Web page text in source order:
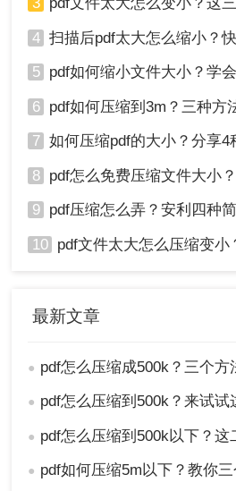
Adobe Acrobat Pro DC是一个
1、打开Adobe Acrobat Pro
件”>“打开”选项，选择需要压
窗口中选择需要的压缩级别。
3、单击“压缩”按钮开始压缩处
保存压缩后的PDF文件。
总之，不论哪个方法，都非常
和传输。看完这篇文章，大家
500k了吗？
4 扫描后pdf太大怎么缩小？快
5 pdf如何缩小文件大小？学
6 pdf如何压缩到3m？三种方
7 如何压缩pdf的大小？分享4
8 pdf怎么免费压缩文件大小？分享4个
9 pdf压缩怎么弄？安利四种
10 pdf文件太大怎么压缩变小？8种
最新文章
● pdf怎么压缩成500k？三个方
● pdf怎么压缩到500k？来试试
● pdf怎么压缩到500k以下？这二种压
● pdf如何压缩5m以下？教你三